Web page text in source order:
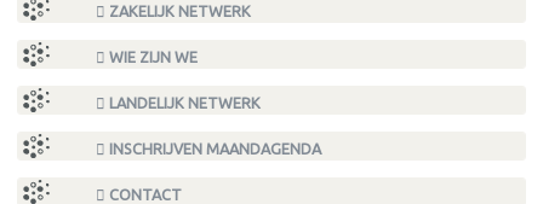
ZAKELIJK NETWERK
WIE ZIJN WE
LANDELIJK NETWERK
INSCHRIJVEN MAANDAGENDA
CONTACT